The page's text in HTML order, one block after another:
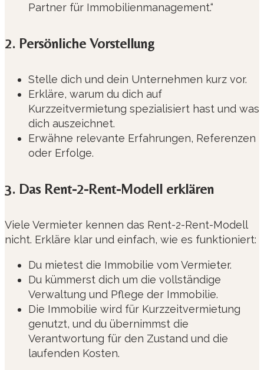
Partner für Immobilienmanagement.“
2. Persönliche Vorstellung
Stelle dich und dein Unternehmen kurz vor.
Erkläre, warum du dich auf
Kurzzeitvermietung spezialisiert hast und was
dich auszeichnet.
Erwähne relevante Erfahrungen, Referenzen
oder Erfolge.
3. Das Rent-2-Rent-Modell erklären
Viele Vermieter kennen das Rent-2-Rent-Modell
nicht. Erkläre klar und einfach, wie es funktioniert:
Du mietest die Immobilie vom Vermieter.
Du kümmerst dich um die vollständige
Verwaltung und Pflege der Immobilie.
Die Immobilie wird für Kurzzeitvermietung
genutzt, und du übernimmst die
Verantwortung für den Zustand und die
laufenden Kosten.